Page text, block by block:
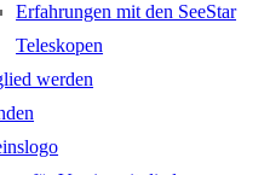
Erfahrungen mit den SeeStar
Teleskopen
werden